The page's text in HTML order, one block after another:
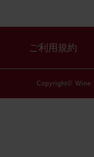
ご利用規約
Copyright© Wine